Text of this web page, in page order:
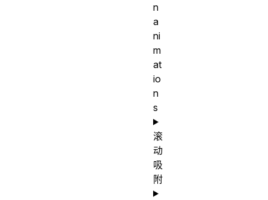
n
a
ni
m
at
io
n
s
滚
动
吸
附